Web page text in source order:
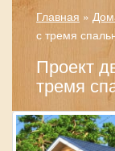
Главная »
с тремя
Проект
тремя